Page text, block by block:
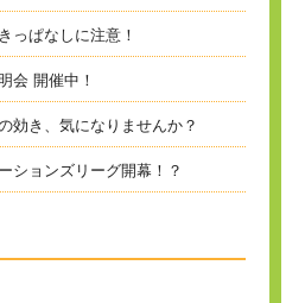
っぱなしに注意！
会 開催中！
効き、気になりませんか？
ションズリーグ開幕！？